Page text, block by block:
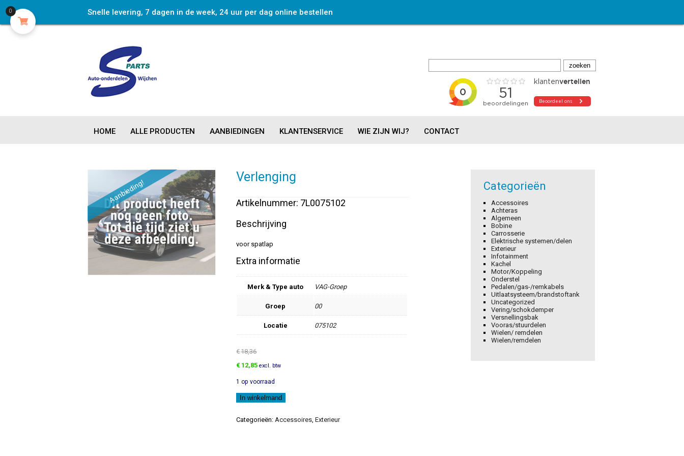
Snelle levering, 7 dagen in de week, 24 uur per dag online bestellen
HOME ALLE PRODUCTEN AANBIEDINGEN KLANTENSERVICE WIE ZIJN WIJ? CONTACT
Aanbieding!
Verlenging
Artikelnummer: 7L0075102
Beschrijving
voor spatlap
Extra informatie
Merk & Type auto VAG-Groep
Groep 00
Locatie 075102
€18,36
Oorspronkelijke
was:
€18,36.
€ 12,85Huidige
is:
€12,85.
excl. btw
1 op voorraad
Verlenging
aantal
In winkelmand
Categorieën: Accessoires ,Exterieur
Categorieën
Accessoires
Achteras
Algemeen
Bobine
Carrosserie
Elektrische systemen/delen
Exterieur
Infotainment
Kachel
Motor/Koppeling
Onderstel
Pedalen/gas-/remkabels
Uitlaatsysteem/brandstoftank
Uncategorized
Vering/schokdemper
Versnellingsbak
Vooras/stuurdelen
Wielen/ remdelen
Wielen/remdelen
0